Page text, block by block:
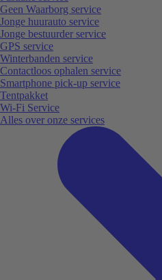
Geen Waarborg service
Jonge huurauto service
Jonge bestuurder service
GPS service
Winterbanden service
Contactloos ophalen service
Smartphone pick-up service
Tentpakket
Wi-Fi Service
Alles over onze services